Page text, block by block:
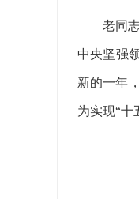
老同
中央坚强
新的一年
为实现“十